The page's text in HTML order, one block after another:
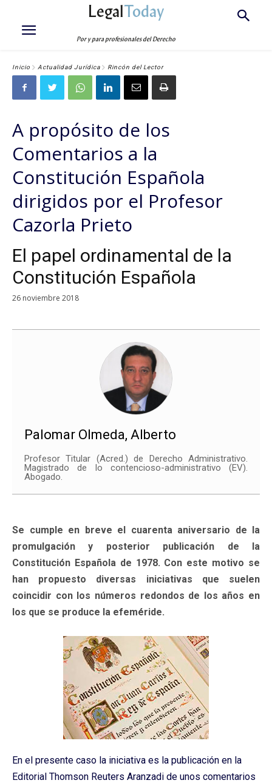
LegalToday
Por y para profesionales del Derecho
Inicio Actualidad Jurídica Rincón del Lector
A propósito de los
Comentarios a la
Constitución Española
dirigidos por el Profesor
Cazorla Prieto
El papel ordinamental de la
Constitución Española
26 noviembre 2018
Palomar Olmeda, Alberto
Profesor Titular (Acred.) de Derecho Administrativo.
Magistrado de lo contencioso-administrativo (EV).
Abogado.
Se cumple en breve el cuarenta aniversario de la
promulgación y posterior publicación de la
Constitución Española de 1978. Con este motivo se
han propuesto diversas iniciativas que suelen
coincidir con los números redondos de los años en
los que se produce la efeméride.
En el presente caso la iniciativa es la publicación en la
Editorial Thomson Reuters Aranzadi de unos comentarios